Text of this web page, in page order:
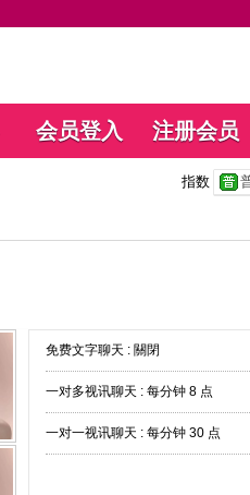
会员登入 注册会员
指数
免费文字聊天 : 關閉
一对多视讯聊天 : 每分钟 8 点
一对一视讯聊天 : 每分钟 30 点